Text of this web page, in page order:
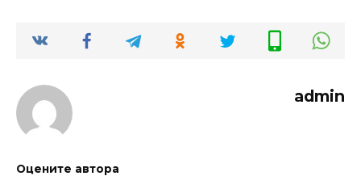
admin
Оцените автора